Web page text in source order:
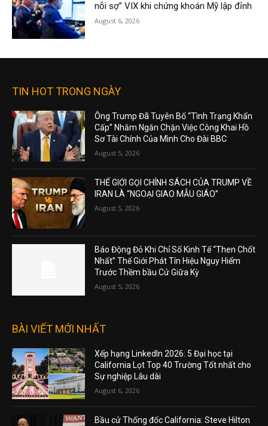
nỗi sợ” VIX khi chứng khoán Mỹ lập đỉnh
August 6, 2026
TIN HOT TRONG NGÀY
Ông Trump Đã Tuyên Bố “Tình Trạng Khẩn
Cấp” Nhằm Ngăn Chặn Việc Công Khai Hồ
Sơ Tài Chính Của Mình Cho Đài BBC
August 5, 2026
THẾ GIỚI GỌI CHÍNH SÁCH CỦA TRUMP VỀ
IRAN LÀ “NGOẠI GIAO MẪU GIÁO”
August 5, 2026
Báo Động Đỏ Khi Chỉ Số Kinh Tế “Then Chốt
Nhất” Thế Giới Phát Tín Hiệu Nguy Hiểm
Trước Thềm bầu Cử Giữa Kỳ
August 5, 2026
BÀI VIẾT MỚI NHẤT
Xếp hạng LinkedIn 2026: 5 Đại học tại
California Lọt Top 40 Trường Tốt nhất cho
Sự nghiệp Lâu dài
August 6, 2026
Bầu cử Thống đốc California: Steve Hilton